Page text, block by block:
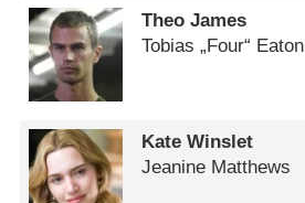
Theo James
Tobias „Four“ Eaton
Kate Winslet
Jeanine Matthews